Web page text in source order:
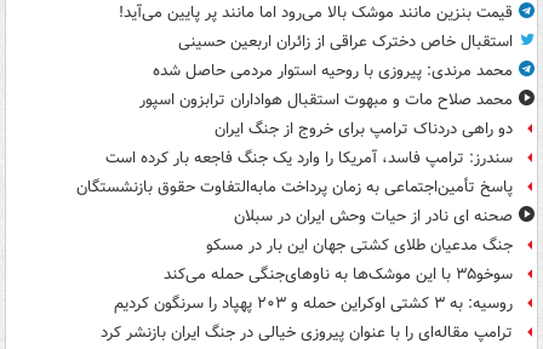
قیمت بنزین مانند موشک بالا می‌رود اما مانند پر پایین می‌آید!
استقبال خاص دخترک عراقی از زائران اربعین حسینی
محمد مرندی: پیروزی با روحیه استوار مردمی حاصل شده
محمد صلاح مات و مبهوت استقبال هواداران ترابزون اسپور
دو راهی دردناک ترامپ برای خروج از جنگ ایران
سندرز: ترامپ فاسد، آمریکا را وارد یک جنگ فاجعه بار کرده است
پاسخ تأمین‌اجتماعی به زمان پرداخت مابه‌التفاوت حقوق بازنشستگان
صحنه ای نادر از حیات وحش ایران در سبلان
جنگ مدعیان طلای کشتی جهان این بار در مسکو
سوخو۳۵ با این موشک‌ها به ناوهای‌جنگی حمله می‌کند
روسیه: به ۳ کشتی اوکراین حمله و ۲۰۳ پهپاد را سرنگون کردیم
ترامپ مقاله‌ای را با عنوان پیروزی خیالی در جنگ ایران بازنشر کرد